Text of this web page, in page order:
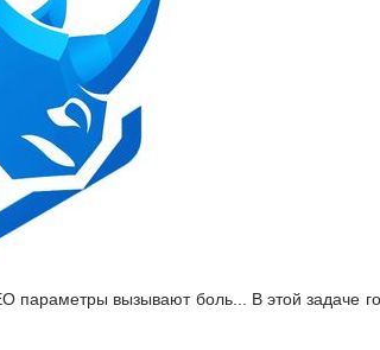
параметры вызывают боль... В этой задаче